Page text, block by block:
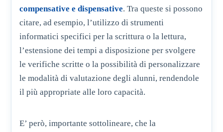
compensative e dispensative. Tra queste si possono
citare, ad esempio, l’utilizzo di strumenti
informatici specifici per la scrittura o la lettura,
l’estensione dei tempi a disposizione per svolgere
le verifiche scritte o la possibilità di personalizzare
le modalità di valutazione degli alunni, rendendole
il più appropriate alle loro capacità.
E’ però, importante sottolineare, che la